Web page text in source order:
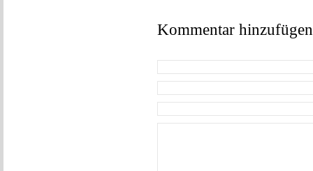
Kommentar hinzufügen